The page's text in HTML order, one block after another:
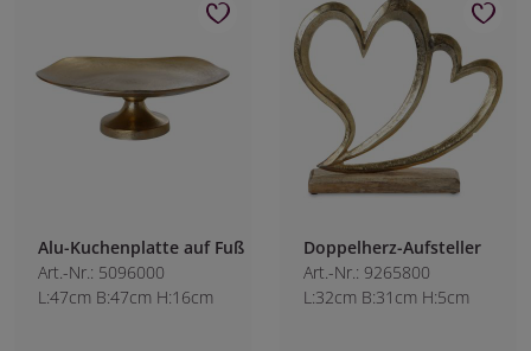
Alu-Kuchenplatte auf Fuß
Art.-Nr.: 5096000
L:47cm B:47cm H:16cm
Doppelherz-Aufsteller
Art.-Nr.: 9265800
L:32cm B:31cm H:5cm